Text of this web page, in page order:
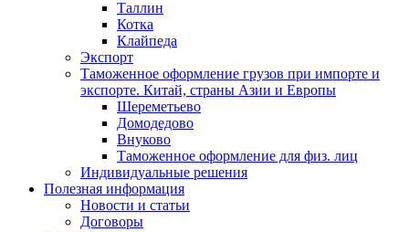
Таллин
Котка
Клайпеда
Экспорт
Таможенное оформление грузов при импорте и
экспорте. Китай, страны Азии и Европы
Шереметьево
Домодедово
Внуково
Таможенное оформление для физ. лиц
Индивидуальные решения
Полезная информация
Новости и статьи
Договоры